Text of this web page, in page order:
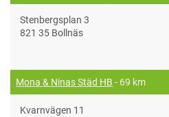
Stenbergsplan 3
821 35 Bollnäs
Mona & Ninas Städ HB - 69 km
Kvarnvägen 11